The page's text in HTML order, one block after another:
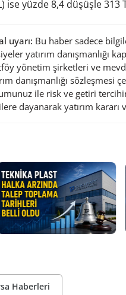
ise yüzde 8,4 düşüşle 313
uyarı: Bu haber sadece
yatırım danışmanlığı
yönetim şirketleri ve
danışmanlığı
ile risk ve getiri
dayanarak yatırım
Haberleri